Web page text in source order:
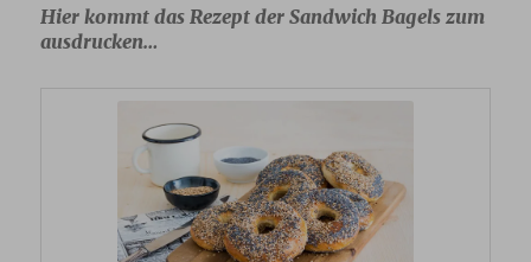
Hier kommt das Rezept der Sandwich Bagels zum
ausdrucken…